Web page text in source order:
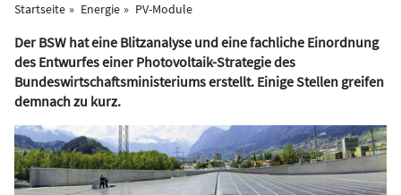
Startseite Energie PV-Module
Der BSW hat eine Blitzanalyse und eine fachliche Einordnung
des Entwurfes einer Photovoltaik-Strategie des
Bundeswirtschaftsministeriums erstellt. Einige Stellen greifen
demnach zu kurz.